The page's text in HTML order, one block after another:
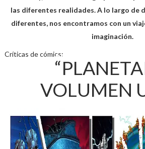
las diferentes realidades. A lo largo de
diferentes, nos encontramos con un
imaginación.
Críticas de cómics:
VOLUMEN